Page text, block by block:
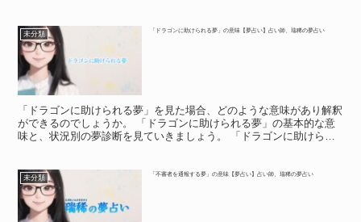
未分類 「ドラゴンに助けられる夢」の意味【夢占い】占い師、瑞稀の夢占い
「ドラゴンに助けられる夢」を見た場合、どのような意味があり解釈
ができるのでしょうか。 「ドラゴンに助けられる夢」の基本的な意
味と、状況別の夢診断を見ていきましょう。 「ドラゴンに助けられ
未分類 「不審者を通報する夢」の意味【夢占い】占い師、瑞稀の夢占い